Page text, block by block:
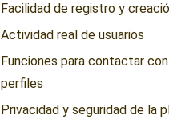
Facilidad de registro y
Actividad real de usuarios
Funciones para contactar
perfiles
Privacidad y seguridad de la